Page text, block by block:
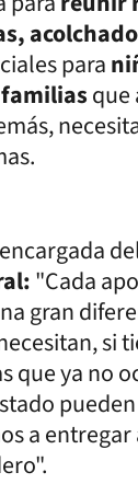
para
que
"Cada
gran
si
que ya no
a entregar